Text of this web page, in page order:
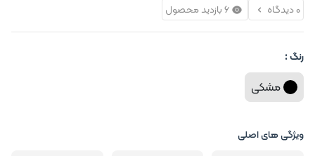
0 دیدگاه 6 بازدید محصول
رنگ :
مشکی
ویژگی های اصلی